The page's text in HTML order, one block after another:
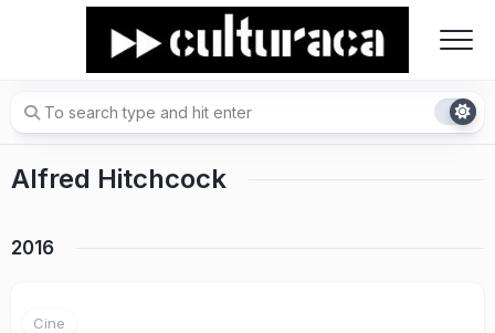
Alfred Hitchcock
2016
Cine